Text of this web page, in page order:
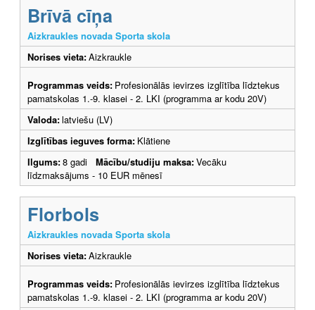
Brīvā cīņa
Aizkraukles novada Sporta skola
Norises vieta:Aizkraukle
Programmas veids: Profesionālās ievirzes izglītība līdztekus
pamatskolas 1.-9. klasei - 2. LKI (programma ar kodu 20V)
Valoda:latviešu (LV)
Izglītības ieguves forma: Klātiene
Ilgums:8 gadi Mācību/studiju maksa:Vecāku
līdzmaksājums - 10 EUR mēnesī
Florbols
Aizkraukles novada Sporta skola
Norises vieta:Aizkraukle
Programmas veids: Profesionālās ievirzes izglītība līdztekus
pamatskolas 1.-9. klasei - 2. LKI (programma ar kodu 20V)